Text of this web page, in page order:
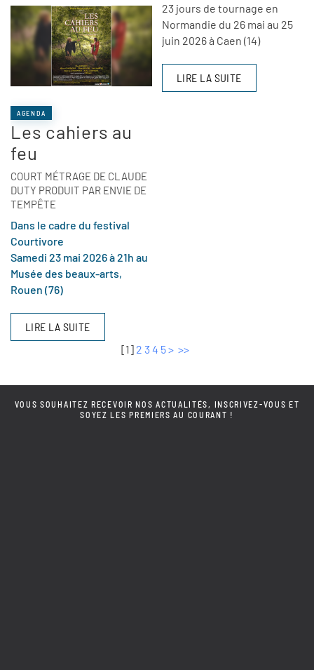
AGENDA
Les cahiers au
feu
COURT MÉTRAGE DE CLAUDE
DUTY PRODUIT PAR ENVIE DE
TEMPÊTE
Dans le cadre du festival
Courtivore
Samedi 23 mai 2026 à 21h au
Musée des beaux-arts,
Rouen (76)
LIRE LA SUITE
23 jours de tournage en
Normandie du 26 mai au 25
juin 2026 à Caen (14)
LIRE LA SUITE
[1 ] 2 34 5> >>
VOUS SOUHAITEZ RECEVOIR NOS ACTUALITÉS, INSCRIVEZ-VOUS ET
SOYEZ LES PREMIERS AU COURANT !